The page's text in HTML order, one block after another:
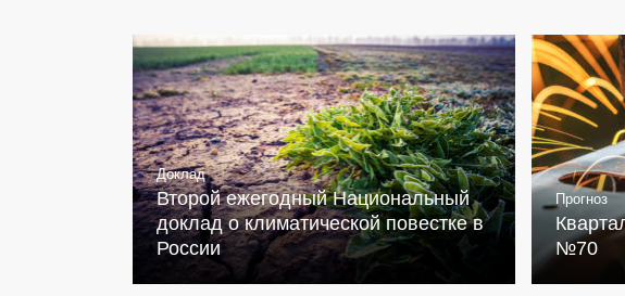
Доклад
Второй ежегодный Национальный
доклад о климатической повестке в
России
Прогноз
№70